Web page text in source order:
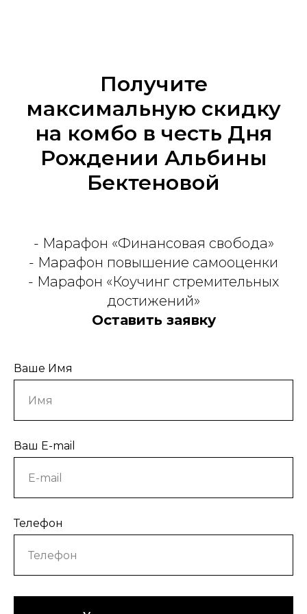
Получите
максимальную скидку
на комбо в честь Дня
Рождении Альбины
Бектеновой
- Марафон «Финансовая свобода»
- Марафон повышение самооценки
- Марафон «Коучинг стремительных
достижений»
Оставить заявку
Ваше Имя
Ваш E-mail
Телефон